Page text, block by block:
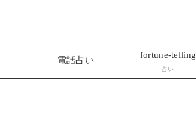
電話占い
fortune-telling
占い